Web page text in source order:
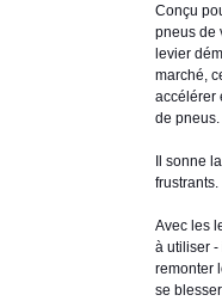
Conçu
pneus de
levier
marché,
accélérer
de pneus.
Il sonne
frustrants.
Avec les
à utiliser -
remonter
se